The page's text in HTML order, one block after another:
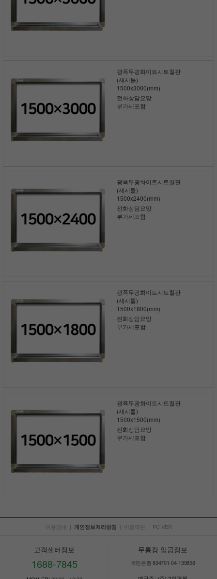
광폭무광화이트시트칠판
(새시틀)
1500x3000(mm)
전화상담요망
부가세포함
광폭무광화이트시트칠판
(새시틀)
1500x2400(mm)
전화상담요망
부가세포함
광폭무광화이트시트칠판
(새시틀)
1500x1800(mm)
전화상담요망
부가세포함
광폭무광화이트시트칠판
(새시틀)
1500x1500(mm)
전화상담요망
부가세포함
이용안내 | 개인정보처리방침 | 이용약관 | PC VER
고객센터정보
1688-7845
무통장 입금정보
국민은행 834701-04-139858